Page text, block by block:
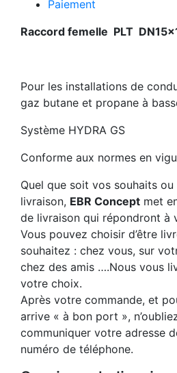
Paiement
Raccord femelle PLT
Pour les installations de
gaz butane et propane à
Système HYDRA GS
Conforme aux normes en
Quel que soit vos souhaits
livraison, EBR Concept met
de livraison qui répondront à
Vous pouvez choisir d’être
souhaitez : chez vous, sur
chez des amis ….Nous vous
votre choix.
Après votre commande, et
arrive « à bon port »,
communiquer votre adresse
numéro de téléphone.